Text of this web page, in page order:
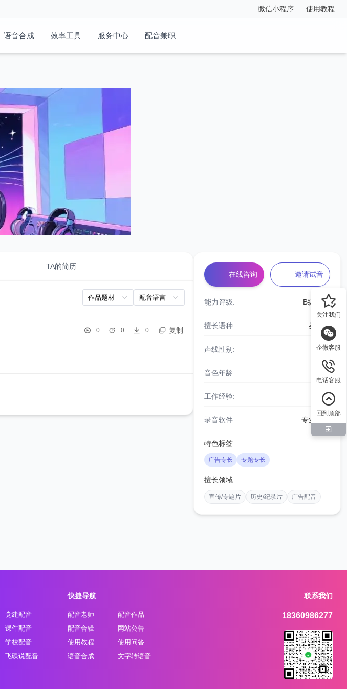
微信小程序 使用教程
关注我们
企微客服
电话客服
回到顶部
语音合成 效率工具 服务中心 配音兼职
TA的简历
0 0 0 复制
在线咨询 邀请试音
能力评级: B级
擅长语种: 芬兰语
声线性别: 女声
音色年龄: 青年
工作经验: 7年
录音软件: 专业设备
特色标签
广告专长 专题专长
擅长领域
宣传/专题片 历史/纪录片 广告配音
党建配音
课件配音
学校配音
飞碟说配音
快捷导航
配音老师
配音作品
配音合辑
网站公告
使用教程
使用问答
语音合成
文字转语音
联系我们
18360986277